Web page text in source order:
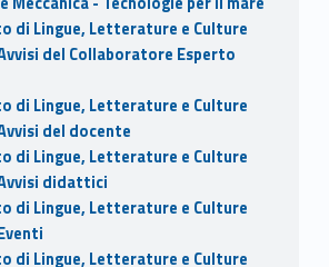
di Lingue, Letterature e Culture
del Collaboratore Esperto
di Lingue, Letterature e Culture
del docente
di Lingue, Letterature e Culture
didattici
di Lingue, Letterature e Culture
di Lingue, Letterature e Culture